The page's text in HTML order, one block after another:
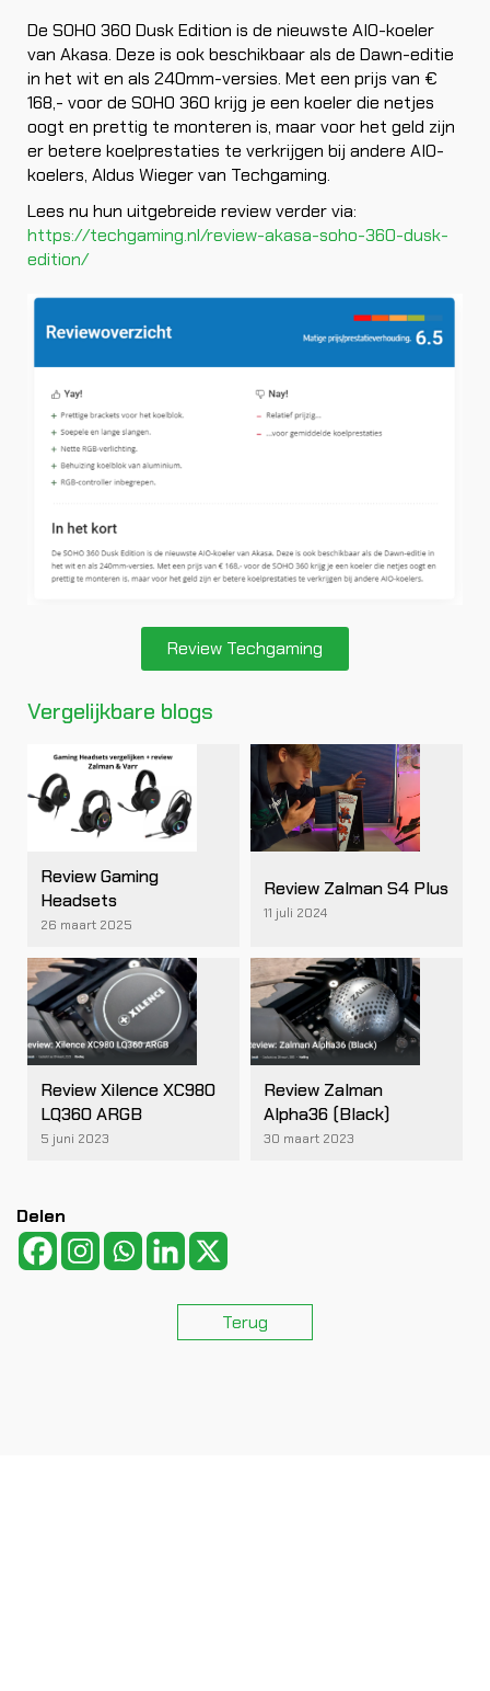
De SOHO 360 Dusk Edition is de nieuwste AIO-koeler
van Akasa. Deze is ook beschikbaar als de Dawn-editie
in het wit en als 240mm-versies. Met een prijs van €
168,- voor de SOHO 360 krijg je een koeler die netjes
oogt en prettig te monteren is, maar voor het geld zijn
er betere koelprestaties te verkrijgen bij andere AIO-
koelers, Aldus Wieger van Techgaming.
Lees nu hun uitgebreide review verder via:
https://techgaming.nl/review-akasa-soho-360-dusk-
edition/
Review Techgaming
Vergelijkbare blogs
Review Gaming
Headsets
26 maart 2025
Review Zalman S4 Plus
11 juli 2024
Review Xilence XC980
LQ360 ARGB
5 juni 2023
Review Zalman
Alpha36 (Black)
30 maart 2023
Delen
Terug